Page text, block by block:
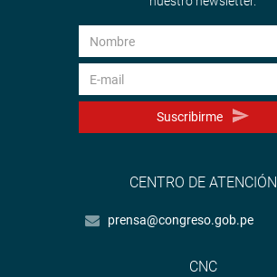
Suscribirme
CENTRO DE ATENCIÓN
prensa@congreso.gob.pe
CNC